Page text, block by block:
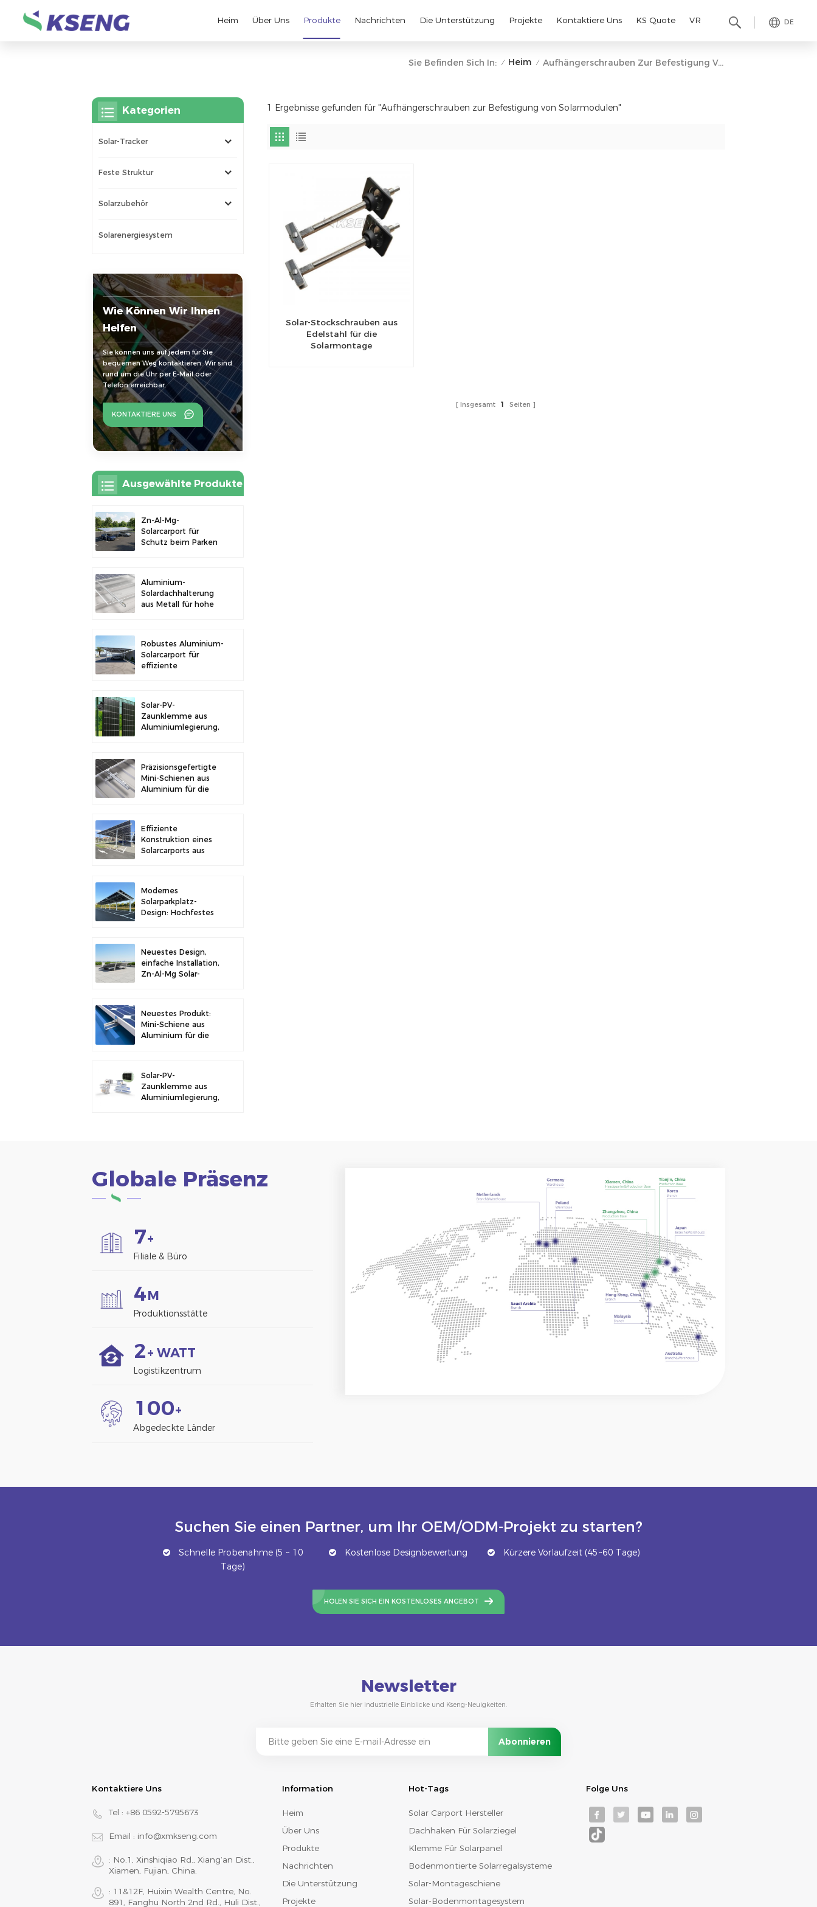
DE
Heim Über Uns Produkte Nachrichten Die Unterstützung Projekte Kontaktiere Uns KS Quote VR
Sie Befinden Sich In: / Heim / Aufhängerschrauben Zur Befestigung Von Solarmodulen
1 Ergebnisse gefunden für "Aufhängerschrauben zur Befestigung von Solarmodulen"
Solar-Stockschrauben aus
Edelstahl für die
Solarmontage
Insgesamt 1 Seiten
Kategorien
Solar-Tracker
Feste Struktur
Solarzubehör
Solarenergiesystem
Wie Können Wir Ihnen
Helfen
Sie können uns auf jedem für Sie
bequemen Weg kontaktieren. Wir sind
rund um die Uhr per E-Mail oder
Telefon erreichbar.
KONTAKTIERE UNS
Ausgewählte Produkte
Zn-Al-Mg-
Solarcarport für
Schutz beim Parken
Aluminium-
Solardachhalterung
aus Metall für hohe
Robustes Aluminium-
Solarcarport für
effiziente
Solar-PV-
Zaunklemme aus
Aluminiumlegierung,
Präzisionsgefertigte
Mini-Schienen aus
Aluminium für die
Effiziente
Konstruktion eines
Solarcarports aus
Modernes
Solarparkplatz-
Design: Hochfestes
Neuestes Design,
einfache Installation,
Zn-Al-Mg Solar-
Neuestes Produkt:
Mini-Schiene aus
Aluminium für die
Solar-PV-
Zaunklemme aus
Aluminiumlegierung,
Globale Präsenz
7+
Filiale & Büro
4M
Produktionsstätte
2+ WATT
Logistikzentrum
1 00+
Abgedeckte Länder
Suchen Sie einen Partner, um Ihr OEM/ODM-Projekt zu starten?
Schnelle Probenahme (5 ~ 10
Tage)
Kostenlose Designbewertung Kürzere Vorlaufzeit (45~60 Tage)
HOLEN SIE SICH EIN KOSTENLOSES ANGEBOT
Newsletter
Erhalten Sie hier industrielle Einblicke und Kseng-Neuigkeiten.
Kontaktiere Uns
Tel : +86 0592-5795673
Email : info@xmkseng.com
: No.1, Xinshiqiao Rd., Xiang‘an Dist.,
Xiamen, Fujian, China.
: 11&12F, Huixin Wealth Centre, No.
891, Fanghu North 2nd Rd., Huli Dist.,
Information
Heim
Über Uns
Produkte
Nachrichten
Die Unterstützung
Projekte
Hot-Tags
Solar Carport Hersteller
Dachhaken Für Solarziegel
Klemme Für Solarpanel
Bodenmontierte Solarregalsysteme
Solar-Montageschiene
Solar-Bodenmontagesystem
Folge Uns